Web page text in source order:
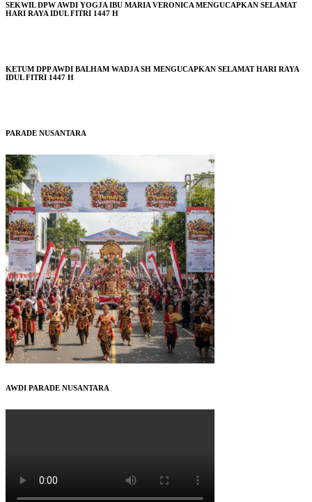
SEKWIL DPW AWDI YOGJA IBU MARIA VERONICA MENGUCAPKAN SELAMAT
HARI RAYA IDUL FITRI 1447 H
KETUM DPP AWDI BALHAM WADJA SH MENGUCAPKAN SELAMAT HARI RAYA
IDUL FITRI 1447 H
PARADE NUSANTARA
AWDI PARADE NUSANTARA